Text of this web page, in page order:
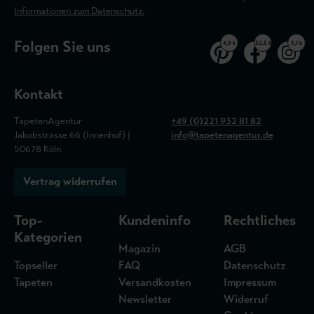
Informationen zum Datenschutz.
Folgen Sie uns 4,9 k 32,5 k 3,1 k
Kontakt
TapetenAgentur
Jakobstrasse 66 (Innenhof) |
50678 Köln
+49 (0)221 932 81 82
info@tapetenagentur.de
Vertrag widerrufen
Top-
Kategorien
Topseller
Tapeten
Kundeninfo
Magazin
FAQ
Versandkosten
Newsletter
Rechtliches
AGB
Datenschutz
Impressum
Widerruf